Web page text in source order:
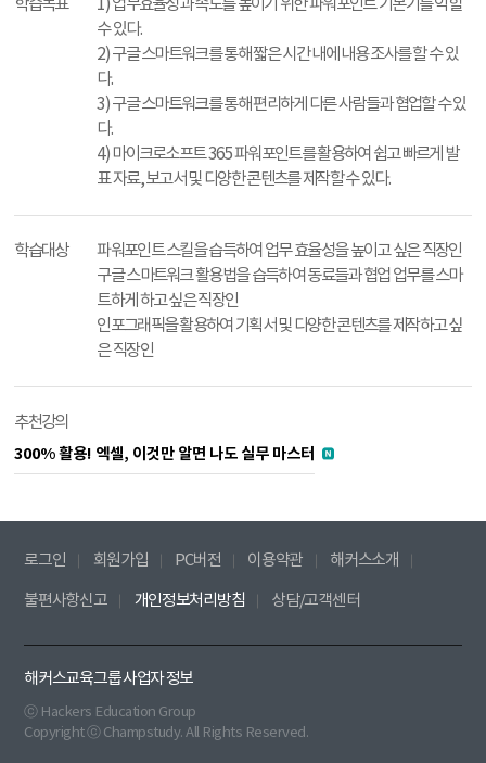
수 있다.
2) 구글 스마트워크를 통해 짧은 시간 내에 내용 조사를 할 수 있
다.
3) 구글 스마트워크를 통해 편리하게 다른 사람들과 협업할 수 있
다.
4) 마이크로소프트 365 파워포인트를 활용하여 쉽고 빠르게 발
표 자료, 보고서 및 다양한 콘텐츠를 제작할 수 있다.
학습대상
파워포인트 스킬을 습득하여 업무 효율성을 높이고 싶은 직장인
구글 스마트워크 활용법을 습득하여 동료들과 협업 업무를 스마
트하게 하고 싶은 직장인
인포그래픽을 활용하여 기획서 및 다양한 콘텐츠를 제작하고 싶
은 직장인
추천강의
300% 활용! 엑셀, 이것만 알면 나도 실무 마스터
로그인 회원가입 PC버전 이용약관 해커스소개
불편사항신고 개인정보처리방침 상담/고객센터
해커스교육그룹 사업자 정보
ⓒ Hackers Education Group
Copyright ⓒ Champstudy. All Rights Reserved.